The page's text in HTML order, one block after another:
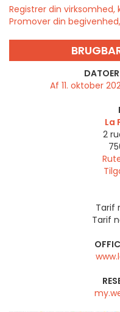
Registrer din virksomhed,
Promover din
Af 11. oktober
La
2
Tarif
Tarif